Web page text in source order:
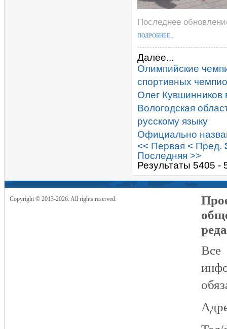
Последнее
ПОДРОБНЕЕ...
Далее...
Олимпийские
спортивных
Олег Кувшинников
Вологодская
русскому языку
Официально
<< Первая < Пред.
Последняя >>
Результаты 5405 -
Copyright © 2013-2026. All rights reserved.